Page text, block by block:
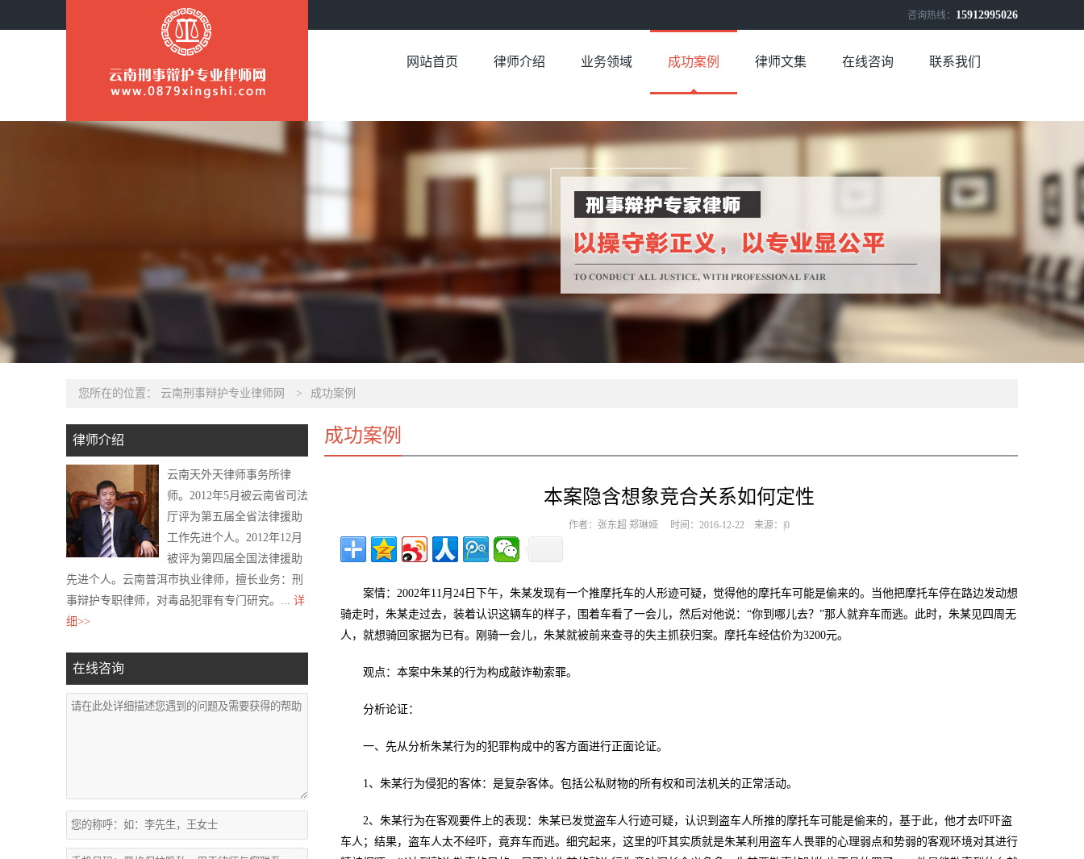
咨询热线： 15912995026
网站首页 律师介绍 业务领域 成功案例 律师文集 在线咨询 联系我们
您所在的位置： 云南刑事辩护专业律师网 > 成功案例
律师介绍
云南天外天律师事务所律
师。2012年5月被云南省司法
厅评为第五届全省法律援助
工作先进个人。2012年12月
被评为第四届全国法律援助
先进个人。云南普洱市执业律师，擅长业务：刑
事辩护专职律师，对毒品犯罪有专门研究。... 详
细>>
在线咨询
成功案例
本案隐含想象竞合关系如何定性
作者：张东超 郑琳娅 时间：2016-12-22 来源：|0
案情：2002年11月24日下午，朱某发现有一个推摩托车的人形迹可疑，觉得他的摩托车可能是偷来的。当他把摩托车停在路边发动想
骑走时，朱某走过去，装着认识这辆车的样子，围着车看了一会儿，然后对他说：“你到哪儿去？”那人就弃车而逃。此时，朱某见四周无
人，就想骑回家据为已有。刚骑一会儿，朱某就被前来查寻的失主抓获归案。摩托车经估价为3200元。
观点：本案中朱某的行为构成敲诈勒索罪。
分析论证：
一、先从分析朱某行为的犯罪构成中的客方面进行正面论证。
1、朱某行为侵犯的客体：是复杂客体。包括公私财物的所有权和司法机关的正常活动。
2、朱某行为在客观要件上的表现：朱某已发觉盗车人行迹可疑，认识到盗车人所推的摩托车可能是偷来的，基于此，他才去吓吓盗
车人；结果，盗车人太不经吓，竟弃车而逃。细究起来，这里的吓其实质就是朱某利用盗车人畏罪的心理弱点和势弱的客观环境对其进行